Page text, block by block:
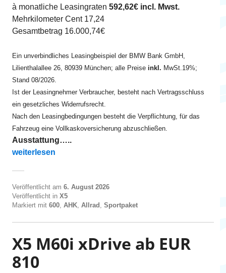
à monatliche Leasingraten 592,62€ incl. Mwst.
Mehrkilometer Cent 17,24
Gesamtbetrag 16.000,74€
Ein unverbindliches Leasingbeispiel der BMW Bank GmbH,
Lilienthalallee 26, 80939 München; alle Preise inkl. MwSt.19%;
Stand 08/2026.
Ist der Leasingnehmer Verbraucher, besteht nach Vertragsschluss
ein gesetzliches Widerrufsrecht.
Nach den Leasingbedingungen besteht die Verpflichtung, für das
Fahrzeug eine Vollkaskoversicherung abzuschließen.
Ausstattung…..
„X5 xDrive30d ab EUR 595“
weiterlesen
Veröffentlicht am 6. August 2026
Veröffentlicht in X5
Markiert mit 600, AHK, Allrad , Sportpaket
X5 M60i xDrive ab EUR
810